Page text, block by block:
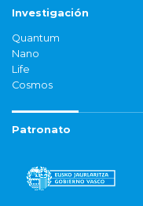
Investigación
Quantum
Nano
Life
Cosmos
Patronato